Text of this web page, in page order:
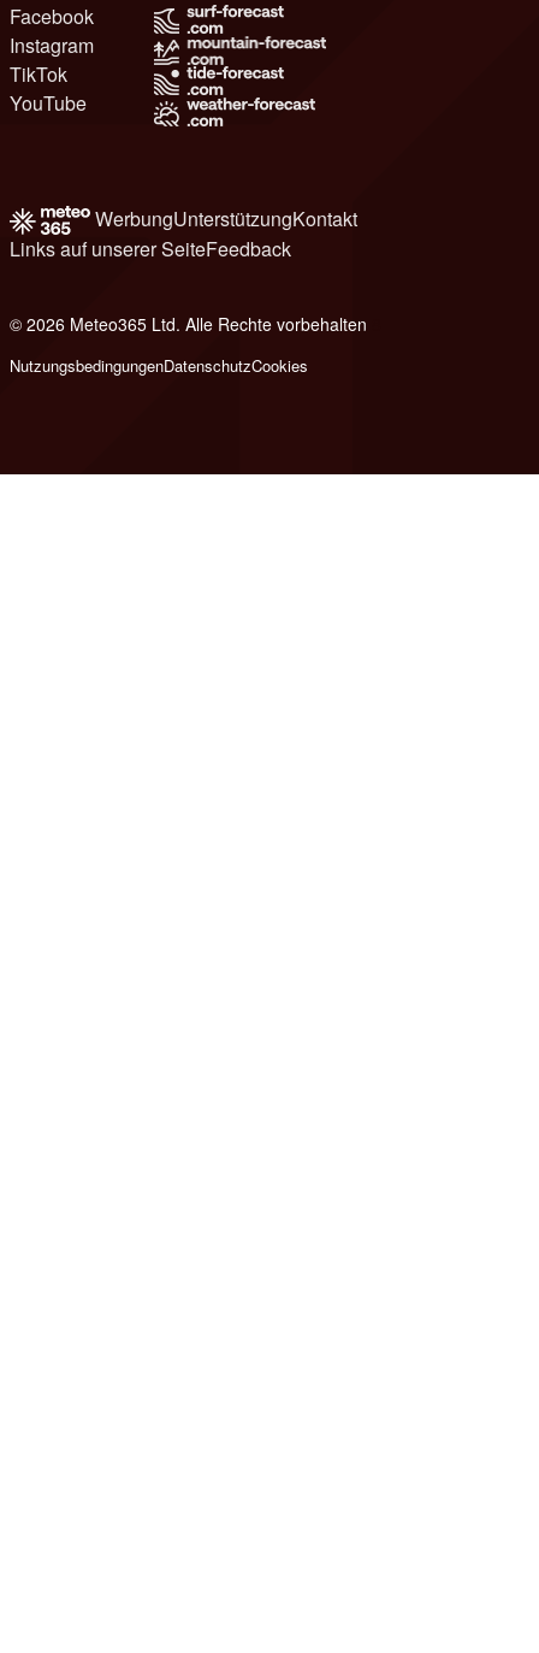
Facebook
Instagram
TikTok
YouTube
WerbungUnterstützungKontakt
Links auf unserer SeiteFeedback
© 2026 Meteo365 Ltd. Alle Rechte vorbehalten
NutzungsbedingungenDatenschutzCookies